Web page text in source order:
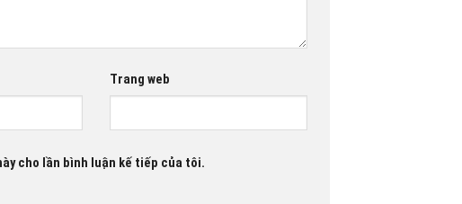
Trang web
cho lần bình luận kế tiếp của tôi.